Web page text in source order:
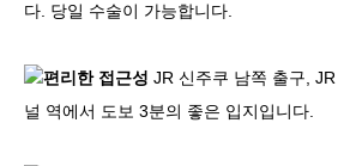
다. 당일 수술이 가능합니다.
편리한 접근성 JR 신주쿠 남쪽 출구,
널 역에서 도보 3분의 좋은 입지입니다.